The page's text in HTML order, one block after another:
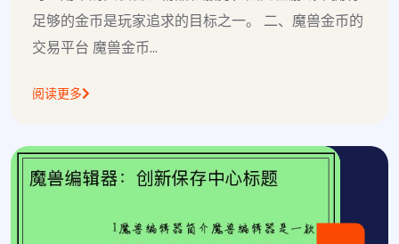
足够的金币是玩家追求的目标之一。 二、魔兽金币的
交易平台 魔兽金币...
阅读更多